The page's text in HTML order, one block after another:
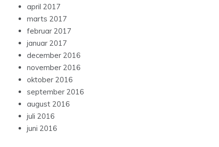
april 2017
marts 2017
februar 2017
januar 2017
december 2016
november 2016
oktober 2016
september 2016
august 2016
juli 2016
juni 2016